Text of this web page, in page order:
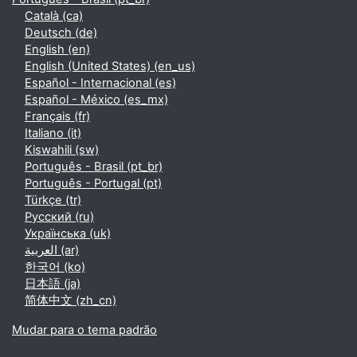
Català ‎(ca)‎
Deutsch ‎(de)‎
English ‎(en)‎
English (United States) ‎(en_us)‎
Español - Internacional ‎(es)‎
Español - México ‎(es_mx)‎
Français ‎(fr)‎
Italiano ‎(it)‎
Kiswahili ‎(sw)‎
Português - Brasil ‎(pt_br)‎
Português - Portugal ‎(pt)‎
Türkçe ‎(tr)‎
Русский ‎(ru)‎
Українська ‎(uk)‎
العربية ‎(ar)‎
한국어 ‎(ko)‎
日本語 ‎(ja)‎
简体中文 ‎(zh_cn)‎
Mudar para o tema padrão